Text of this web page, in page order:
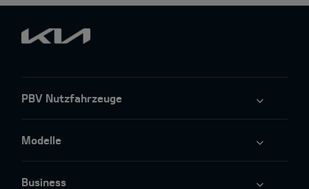
PBV Nutzfahrzeuge
Modelle
Business